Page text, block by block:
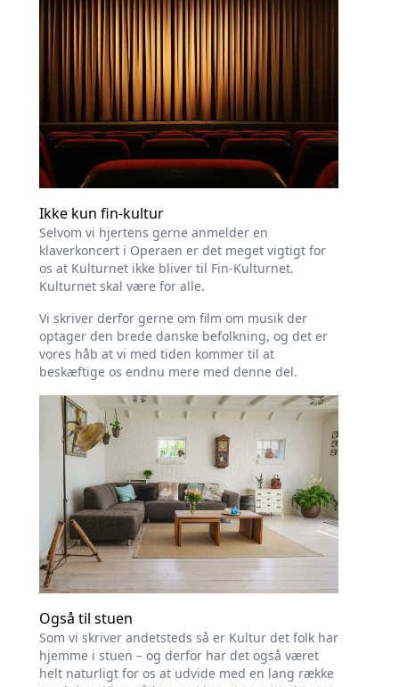
Ikke kun fin-kultur
Selvom vi hjertens gerne anmelder en
klaverkoncert i Operaen er det meget vigtigt for
os at Kulturnet ikke bliver til Fin-Kulturnet.
Kulturnet skal være for alle.
Vi skriver derfor gerne om film om musik der
optager den brede danske befolkning, og det er
vores håb at vi med tiden kommer til at
beskæftige os endnu mere med denne del.
Også til stuen
Som vi skriver andetsteds så er Kultur det folk har
hjemme i stuen – og derfor har det også været
helt naturligt for os at udvide med en lang række